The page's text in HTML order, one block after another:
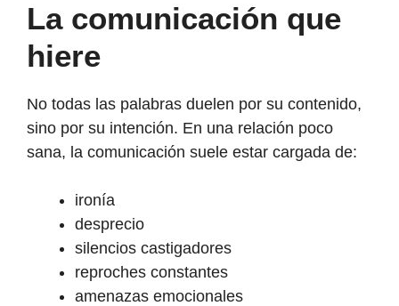
La comunicación que
hiere
No todas las palabras duelen por su contenido,
sino por su intención. En una relación poco
sana, la comunicación suele estar cargada de:
ironía
desprecio
silencios castigadores
reproches constantes
amenazas emocionales